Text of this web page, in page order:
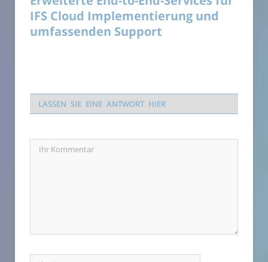
IFS Cloud Implementierung und
umfassenden Support
LASSEN SIE EINE ANTWORT HIER